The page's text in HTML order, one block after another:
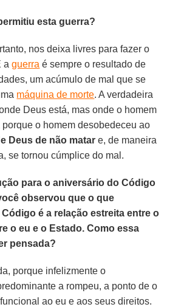
esta guerra?
nos deixa livres para fazer o
aguerra é sempre o resultado de
um acúmulo de mal que se
máquina de morte. A verdadeira
Deus está, mas onde o homem
porque o homem desobedeceu ao
Deus de não matar e, de maneira
se tornou cúmplice do mal.
para o aniversário do Código
observou que o que
é a relação estreita entre o
o eu e o Estado. Como essa
pensada?
porque infelizmente o
a rompeu, a ponto de o
ao eu e aos seus direitos.